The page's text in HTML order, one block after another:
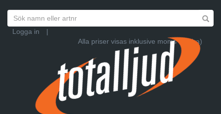
Logga in
|
Alla priser visas inklusive moms (Ändra)